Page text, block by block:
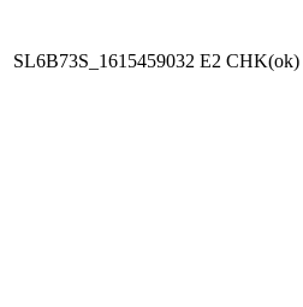
SL6B73S_1615459032 E2 CHK(ok)